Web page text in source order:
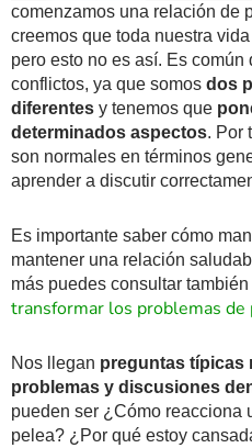
comenzamos una relación de
creemos que toda nuestra
pero esto no es así. Es
conflictos, ya que somos dos
diferentes y tenemos que
determinados aspectos. Por
son normales en términos
aprender a discutir
Es importante saber cómo
mantener una relación
más puedes consultar
transformar los problemas de
Nos llegan preguntas típicas
problemas y discusiones
pueden ser ¿Cómo reacciona
pelea? ¿Por qué estoy